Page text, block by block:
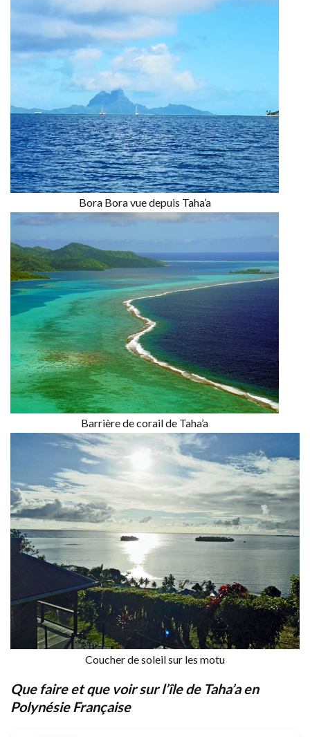
Bora Bora vue depuis Taha’a
Barrière de corail de Taha’a
Coucher de soleil sur les motu
Que faire et que voir sur l’île de Taha’a en
Polynésie Française